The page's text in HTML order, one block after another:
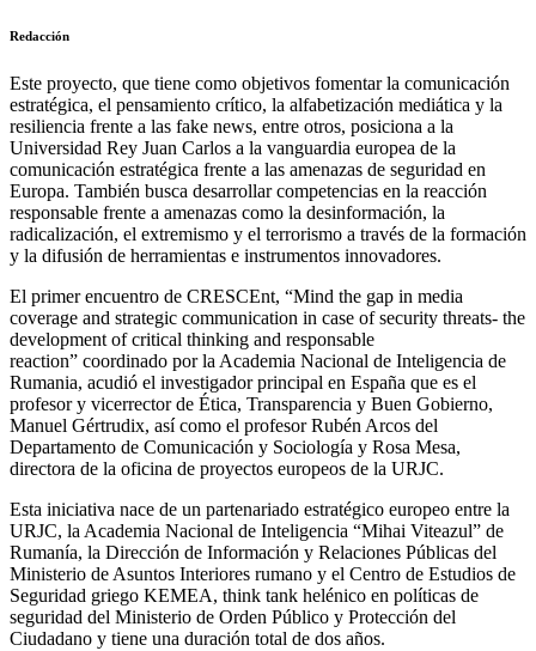
Redacción
Este proyecto, que tiene como objetivos fomentar la comunicación
estratégica, el pensamiento crítico, la alfabetización mediática y la
resiliencia frente a las fake news, entre otros, posiciona a la
Universidad Rey Juan Carlos a la vanguardia europea de la
comunicación estratégica frente a las amenazas de seguridad en
Europa. También busca desarrollar competencias en la reacción
responsable frente a amenazas como la desinformación, la
radicalización, el extremismo y el terrorismo a través de la formación
y la difusión de herramientas e instrumentos innovadores.
El primer encuentro de CRESCEnt, “Mind the gap in media
coverage and strategic communication in case of security threats- the
development of critical thinking and responsable
reaction” coordinado por la Academia Nacional de Inteligencia de
Rumania, acudió el investigador principal en España que es el
profesor y vicerrector de Ética, Transparencia y Buen Gobierno,
Manuel Gértrudix, así como el profesor Rubén Arcos del
Departamento de Comunicación y Sociología y Rosa Mesa,
directora de la oficina de proyectos europeos de la URJC.
Esta iniciativa nace de un partenariado estratégico europeo entre la
URJC, la Academia Nacional de Inteligencia “Mihai Viteazul” de
Rumanía, la Dirección de Información y Relaciones Públicas del
Ministerio de Asuntos Interiores rumano y el Centro de Estudios de
Seguridad griego KEMEA, think tank helénico en políticas de
seguridad del Ministerio de Orden Público y Protección del
Ciudadano y tiene una duración total de dos años.